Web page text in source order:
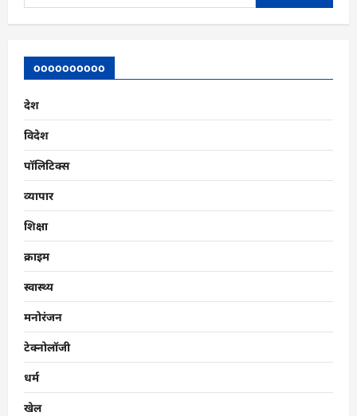
for:
oooooooooo
देश
विदेश
पॉलिटिक्स
व्यापार
शिक्षा
क्राइम
स्वास्थ्य
मनोरंजन
टेक्नोलॉजी
धर्म
खेल